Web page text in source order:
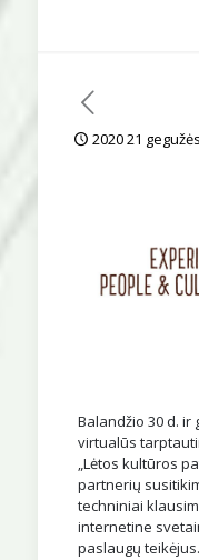
2020 21 gegužės
Balandžio 30 d. ir
virtualūs
„Lėtos kultūros
partnerių
techniniai
internetine
paslaugų teikėjus.